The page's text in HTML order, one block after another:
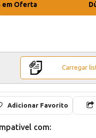
em Oferta
Carregar
Adicionar Favorito
com: